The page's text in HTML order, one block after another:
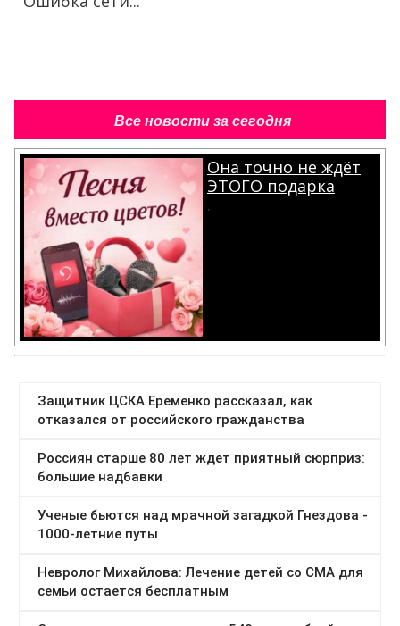
Все новости за сегодня
Она точно не ждёт
ЭТОГО подарка
.